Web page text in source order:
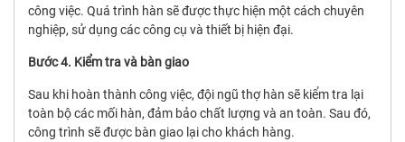
công việc. Quá trình hàn sẽ được thực hiện một cách chuyên
nghiệp, sử dụng các công cụ và thiết bị hiện đại.
Bước 4. Kiểm tra và bàn giao
Sau khi hoàn thành công việc, đội ngũ thợ hàn sẽ kiểm tra lại
toàn bộ các mối hàn, đảm bảo chất lượng và an toàn. Sau đó,
công trình sẽ được bàn giao lại cho khách hàng.